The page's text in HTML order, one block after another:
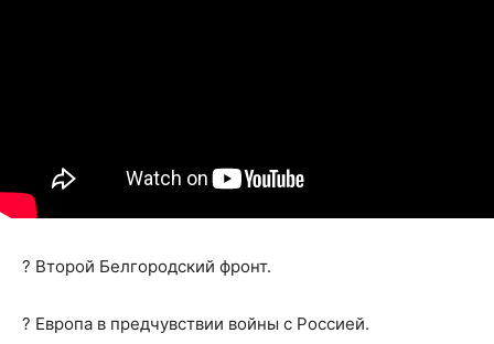
? Второй Белгородский фронт.
? Европа в предчувствии войны с Россией.